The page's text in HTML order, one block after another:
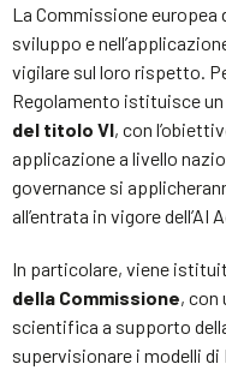
La Commissione europea
sviluppo e
vigilare sul loro rispetto.
Regolamento istituisce un
del titolo VI, con
applicazione a livello
governance si
all’entrata in vigore dell’AI
In particolare, viene
della Commissione, con
scientifica a supporto
supervisionare i modelli